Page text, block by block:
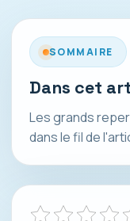
SOMMAIRE
Dans cet
Les grands
dans le fil de